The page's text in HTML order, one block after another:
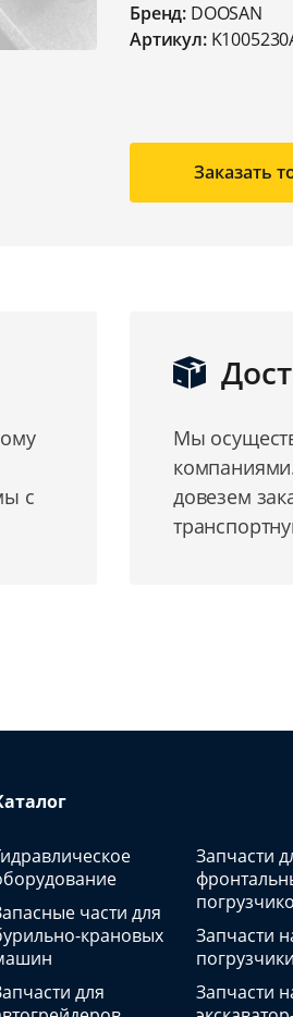
Бренд: DOOSAN
Артикул:
Заказать
с
Мы
довезем
части для
крановых
для
Запчасти
Запчасти
погрузчики
Запчасти